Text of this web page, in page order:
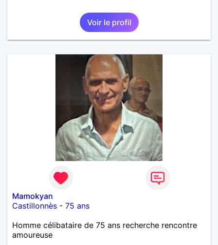
Voir le profil
Mamokyan
Castillonnès - 75 ans
Homme célibataire de 75 ans recherche rencontre
amoureuse